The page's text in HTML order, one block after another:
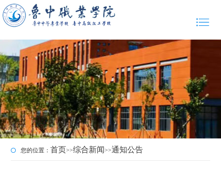
您的位置： 首页>>综合新闻>>通知公告